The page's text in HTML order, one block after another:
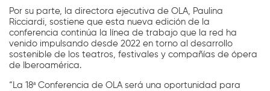
Por su parte, la directora ejecutiva de OLA, Paulina
Ricciardi, sostiene que esta nueva edición de la
conferencia continúa la línea de trabajo que la red ha
venido impulsando desde 2022 en torno al desarrollo
sostenible de los teatros, festivales y compañías de ópera
de Iberoamérica.
“La 18ª Conferencia de OLA será una oportunidad para